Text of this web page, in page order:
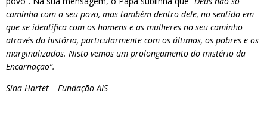
caminha com o seu povo, mas também dentro dele, no sentido em
que se identifica com os homens e as mulheres no seu caminho
através da história, particularmente com os últimos, os pobres e os
marginalizados. Nisto vemos um prolongamento do mistério da
Encarnação”.
Sina Hartet – Fundação AIS